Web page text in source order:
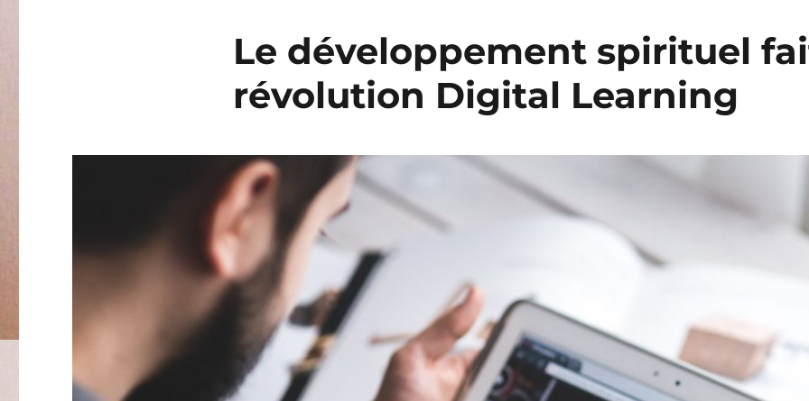
Le développement spirituel
révolution Digital Learning